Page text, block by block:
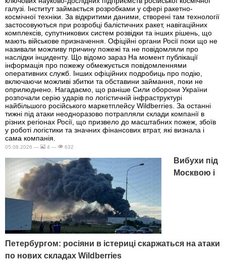
галузі. Інститут займається розробками у сфері ракетно-
космічної техніки. За відкритими даними, створені там технології
застосовуються при розробці балістичних ракет, навігаційних
комплексів, супутникових систем розвідки та інших рішень, що
мають військове призначення. Офіційні органи Росії поки що не
називали можливу причину пожежі та не повідомляли про
наслідки інциденту. Що відомо зараз На момент публікації
інформація про пожежу обмежується повідомленнями
оперативних служб. Інших офіційних подробиць про подію,
включаючи можливі збитки та обставини займання, поки не
оприлюднено. Нагадаємо, що раніше Сили оборони України
розпочали серію ударів по логістичній інфраструктурі
найбільшого російського маркетплейсу Wildberries. За останні
тижні під атаки неодноразово потрапляли склади компанії в
різних регіонах Росії, що призвело до масштабних пожеж, збоїв
у роботі логістики та значних фінансових втрат, які визнала і
сама компанія.
05.08.2026 — 4 — 632
Вибухи під
Москвою і
Петербургом: росіяни в істериці скаржаться на атаки
по нових складах Wildberries